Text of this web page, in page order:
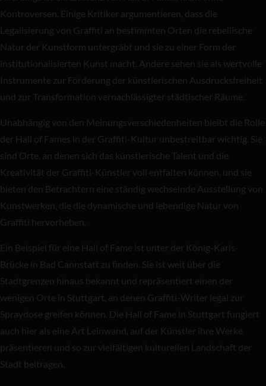
Kontroversen. Einige Kritiker argumentieren, dass die
Legalisierung von Graffiti an bestimmten Orten die rebellische
Natur der Kunstform untergräbt und sie zu einer Form der
institutionalisierten Kunst macht. Andere sehen sie als wertvolle
Instrumente zur Förderung der künstlerischen Ausdrucksfreiheit
und zur Transformation vernachlässigter städtischer Räume.
Unabhängig von den Meinungsverschiedenheiten bleibt die Rolle
der Hall of Fames in der Graffiti-Kultur unbestreitbar wichtig. Sie
sind Orte, an denen sich das künstlerische Talent und die
Kreativität der Graffiti-Künstler voll entfalten können, und sie
bieten den Betrachtern eine ständig wechselnde Ausstellung von
Kunstwerken, die die dynamische und lebendige Natur von
Graffiti hervorheben.
Ein Beispiel für eine Hall of Fame ist unter der König-Karls-
Brücke in Bad Cannstatt zu finden. Sie ist weit über die
Stadtgrenzen hinaus bekannt und repräsentiert einen der
wenigen Orte in Stuttgart, an denen Graffiti-Writer legal zur
Spraydose greifen können. Die Hall of Fame in Stuttgart fungiert
auch hier als eine Art Leinwand, auf der Künstler ihre Werke
präsentieren und so zur vielfältigen kulturellen Landschaft der
Stadt beitragen.